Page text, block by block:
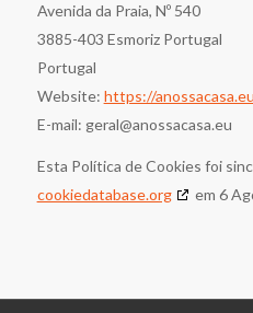
Avenida da Praia, Nº 540
3885-403 Esmoriz Portugal
Portugal
Website: https://anossacasa.eu
E-mail: geral@anossacasa.eu
Esta Política de Cookies foi
cookiedatabase.org
em 6